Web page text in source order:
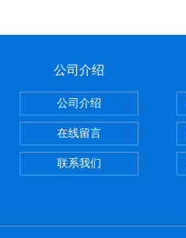
公司介绍
公司介绍
在线留言
联系我们